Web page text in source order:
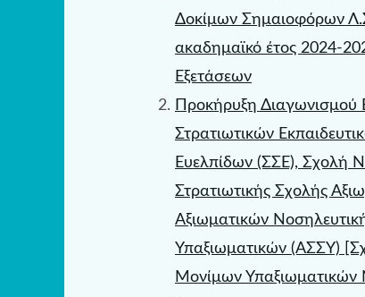
Δοκίμων Σημαιοφόρων
ακαδημαϊκό έτος 2024-
Εξετάσεων
Προκήρυξη
Στρατιωτικών
Ευελπίδων (ΣΣΕ), Σχολή
Στρατιωτικής Σχολής
Αξιωματικών
Υπαξιωματικών (ΑΣΣΥ)
Μονίμων